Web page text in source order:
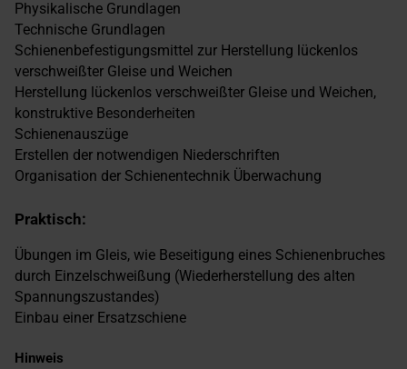
Physikalische Grundlagen
Technische Grundlagen
Schienenbefestigungsmittel zur Herstellung lückenlos
verschweißter Gleise und Weichen
Herstellung lückenlos verschweißter Gleise und Weichen,
konstruktive Besonderheiten
Schienenauszüge
Erstellen der notwendigen Niederschriften
Organisation der Schienentechnik Überwachung
Praktisch:
Übungen im Gleis, wie Beseitigung eines Schienenbruches
durch Einzelschweißung (Wiederherstellung des alten
Spannungszustandes)
Einbau einer Ersatzschiene
Hinweis